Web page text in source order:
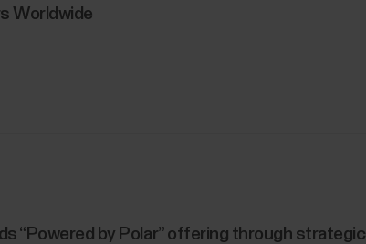
Worldwide
“Powered by Polar” offering through strategic